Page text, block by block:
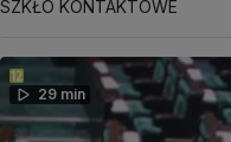
SZKŁO KONTAKTOWE
29 min